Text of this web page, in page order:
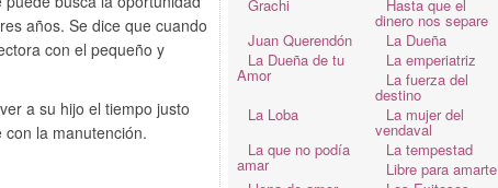
años. Se dice que cuando
con el pequeño y
a su hijo el tiempo justo
la manutención.
Grachi
Hasta que el
dinero nos separe
Juan Querendón
La Dueña
La Dueña de tu
Amor
La emperiatriz
La fuerza del
destino
La Loba
La mujer del
vendaval
La que no podía
amar
La tempestad
Libre para amarte